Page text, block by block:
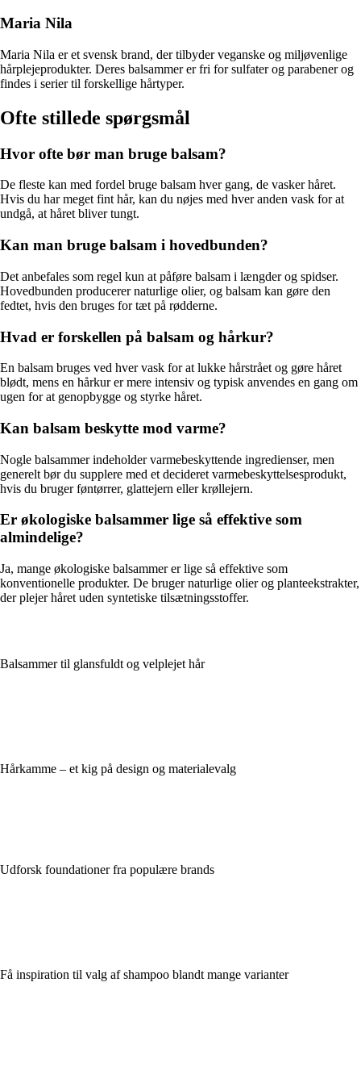
Maria Nila
Maria Nila er et svensk brand, der tilbyder veganske og miljøvenlige
hårplejeprodukter. Deres balsammer er fri for sulfater og parabener og
findes i serier til forskellige hårtyper.
Ofte stillede spørgsmål
Hvor ofte bør man bruge balsam?
De fleste kan med fordel bruge balsam hver gang, de vasker håret.
Hvis du har meget fint hår, kan du nøjes med hver anden vask for at
undgå, at håret bliver tungt.
Kan man bruge balsam i hovedbunden?
Det anbefales som regel kun at påføre balsam i længder og spidser.
Hovedbunden producerer naturlige olier, og balsam kan gøre den
fedtet, hvis den bruges for tæt på rødderne.
Hvad er forskellen på balsam og hårkur?
En balsam bruges ved hver vask for at lukke hårstrået og gøre håret
blødt, mens en hårkur er mere intensiv og typisk anvendes en gang om
ugen for at genopbygge og styrke håret.
Kan balsam beskytte mod varme?
Nogle balsammer indeholder varmebeskyttende ingredienser, men
generelt bør du supplere med et decideret varmebeskyttelsesprodukt,
hvis du bruger føntørrer, glattejern eller krøllejern.
Er økologiske balsammer lige så effektive som
almindelige?
Ja, mange økologiske balsammer er lige så effektive som
konventionelle produkter. De bruger naturlige olier og planteekstrakter,
der plejer håret uden syntetiske tilsætningsstoffer.
Balsammer til glansfuldt og velplejet hår
Hårkamme – et kig på design og materialevalg
Udforsk foundationer fra populære brands
Få inspiration til valg af shampoo blandt mange varianter